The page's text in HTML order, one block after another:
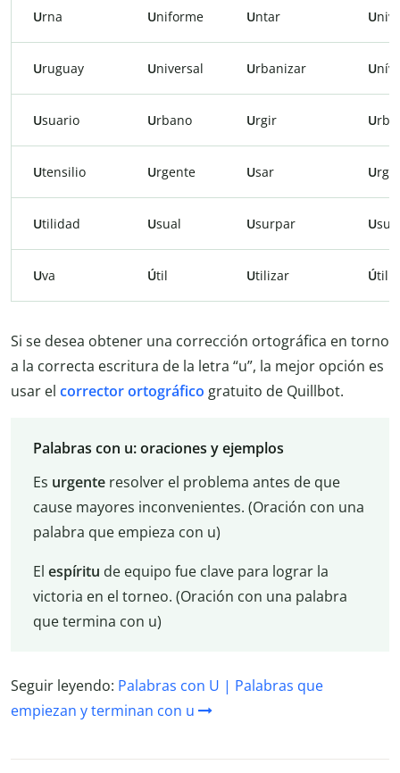
Urna Uniforme Untar U
Uruguay Universal Urbanizar U
Usuario Urbano Urgir U
Utensilio Urgente Usar U
Utilidad Usual Usurpar U
Uva Útil Utilizar Ú
Si se desea obtener una corrección ortográfica en torno
a la correcta escritura de la letra “u”, la mejor opción es
usar el corrector ortográfico gratuito de Quillbot.
Palabras con u: oraciones y ejemplos
Es urgenteresolver el problema antes de que
cause mayores inconvenientes. (Oración con una
palabra que empieza con u)
El espíritu de equipo fue clave para lograr la
victoria en el torneo. (Oración con una palabra
que termina con u)
Seguir leyendo: Palabras con U | Palabras que
empiezan y terminan con u